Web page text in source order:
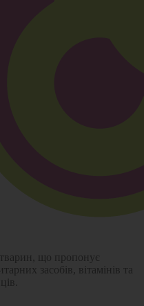
що пропонує
засобів, вітамінів та